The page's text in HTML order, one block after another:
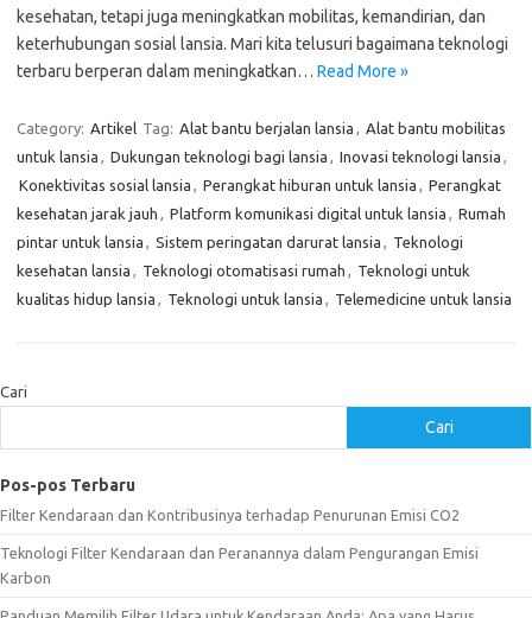
kesehatan, tetapi juga meningkatkan mobilitas, kemandirian, dan
keterhubungan sosial lansia. Mari kita telusuri bagaimana teknologi
terbaru berperan dalam meningkatkan… Read More »
Category: Artikel Tag: Alat bantu berjalan lansia , Alat bantu mobilitas
untuk lansia , Dukungan teknologi bagi lansia , Inovasi teknologi lansia ,
Konektivitas sosial lansia , Perangkat hiburan untuk lansia , Perangkat
kesehatan jarak jauh , Platform komunikasi digital untuk lansia , Rumah
pintar untuk lansia , Sistem peringatan darurat lansia , Teknologi
kesehatan lansia , Teknologi otomatisasi rumah , Teknologi untuk
kualitas hidup lansia , Teknologi untuk lansia , Telemedicine untuk lansia
Cari
Cari
Pos-pos Terbaru
Filter Kendaraan dan Kontribusinya terhadap Penurunan Emisi CO2
Teknologi Filter Kendaraan dan Peranannya dalam Pengurangan Emisi
Karbon